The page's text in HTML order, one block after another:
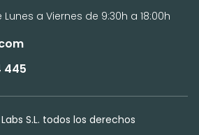
a Viernes de 9:30h a 18:00h
445
S.L. todos los derechos